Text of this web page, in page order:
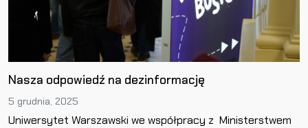
Nasza odpowiedź na dezinformację
5 grudnia, 2025
Uniwersytet Warszawski we współpracy z Ministerstwem